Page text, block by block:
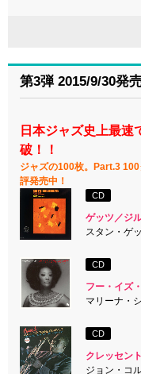
第3弾 2015/9/30発
日本ジャズ史上最速
破！！
ジャズの100枚。Part.3 100
評発売中！
CD
ゲッツ／ジ
スタン・ゲ
CD
フー・イズ
マリーナ・
CD
クレッセン
ジョン・コ